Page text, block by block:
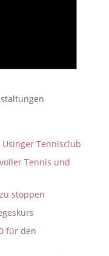
Tennisclub
Tennis und
stoppen
für den